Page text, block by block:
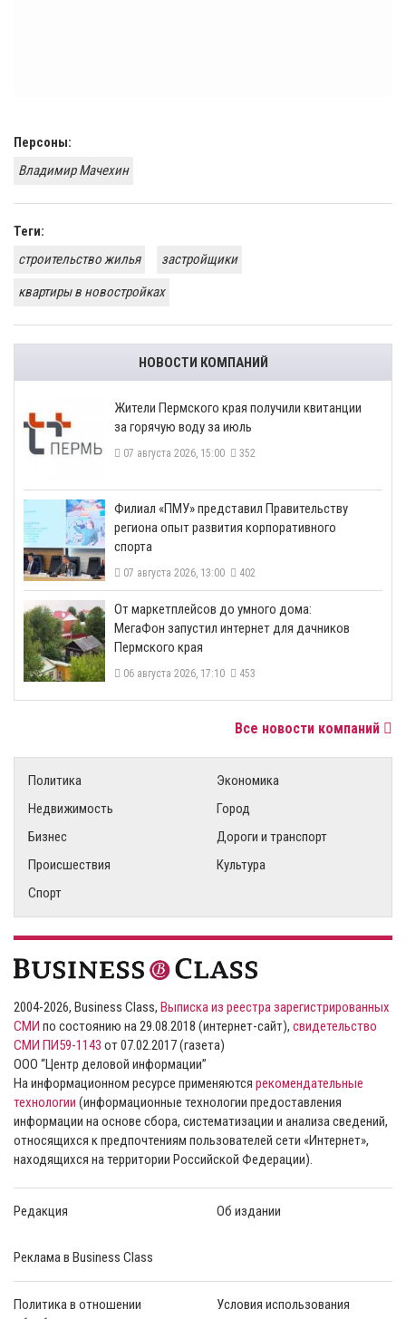
Персоны:
Владимир Мачехин
Теги:
строительство жилья
застройщики
квартиры в новостройках
НОВОСТИ КОМПАНИЙ
​Жители Пермского края получили квитанции
за горячую воду за июль
07 августа 2026, 15:00 352
​Филиал «ПМУ» представил Правительству
региона опыт развития корпоративного
спорта
07 августа 2026, 13:00 402
От маркетплейсов до умного дома:
МегаФон запустил интернет для дачников
Пермского края
06 августа 2026, 17:10 453
Все новости компаний
Политика
Экономика
Недвижимость
Город
Бизнес
Дороги и транспорт
Происшествия
Культура
Спорт
2004-2026, Business Class, Выписка из реестра зарегистрированных
СМИ по состоянию на 29.08.2018 (интернет-сайт), свидетельство
СМИ ПИ59-1143 от 07.02.2017 (газета)
ООО “Центр деловой информации”
На информационном ресурсе применяются рекомендательные
технологии (информационные технологии предоставления
информации на основе сбора, систематизации и анализа сведений,
относящихся к предпочтениям пользователей сети «Интернет»,
находящихся на территории Российской Федерации).
Редакция Об издании
Реклама в Business Class
Политика в отношении
Условия использования